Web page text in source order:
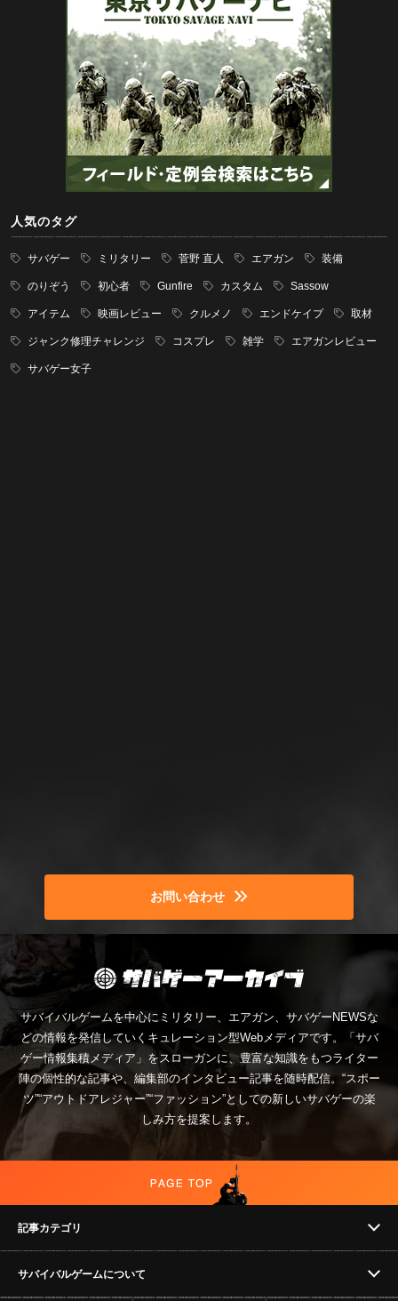
人気のタグ
サバゲー ミリタリー 菅野 直人 エアガン 装備
のりぞう 初心者 Gunfire カスタム Sassow
アイテム 映画レビュー クルメノ エンドケイプ 取材
ジャンク修理チャレンジ コスプレ 雑学 エアガンレビュー
サバゲー女子
お問い合わせ
サバイバルゲームを中心にミリタリー、エアガン、サバゲーNEWSな
どの情報を発信していくキュレーション型Webメディアです。「サバ
ゲー情報集積メディア」をスローガンに、豊富な知識をもつライター
陣の個性的な記事や、編集部のインタビュー記事を随時配信。“スポー
ツ”“アウトドアレジャー”“ファッション”としての新しいサバゲーの楽
しみ方を提案します。
記事カテゴリ
NEWS
サバイバルゲームについて